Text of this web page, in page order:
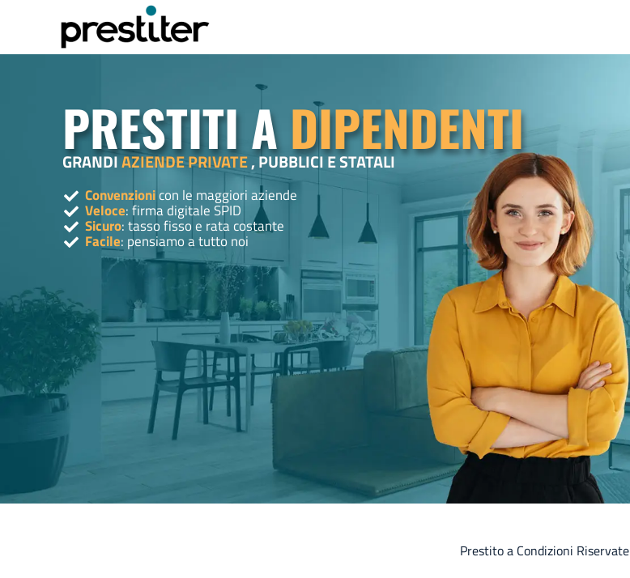
PRESTITI ADIPENDENTI
GRANDIAZIENDE PRIVATE, PUBBLICI E STATALI
Convenzionicon le maggiori aziende
Veloce: firma digitale SPID
Sicuro: tasso fisso e rata costante
Facile: pensiamo a tutto noi
Prestito a Condizioni Riservate